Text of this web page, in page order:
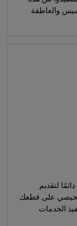
والعاطفة
لتقديم
على قطعك
الخدمات